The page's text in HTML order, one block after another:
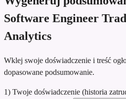
Software Engineer
Analytics
Wklej swoje doświadczenie i treść
dopasowane podsumowanie.
1) Twoje doświadczenie (historia